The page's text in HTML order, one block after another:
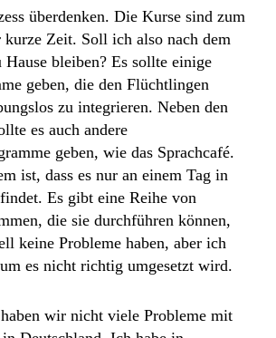
überdenken. Die Kurse sind zum
Zeit. Soll ich also nach dem
bleiben? Es sollte einige
geben, die den Flüchtlingen
zu integrieren. Neben den
es auch andere
geben, wie das Sprachcafé.
ist, dass es nur an einem Tag in
Es gibt eine Reihe von
die sie durchführen können,
keine Probleme haben, aber ich
es nicht richtig umgesetzt wird.
wir nicht viele Probleme mit